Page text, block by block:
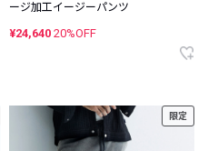
ージ加工イージーパンツ
¥24,640 20%OFF
限定